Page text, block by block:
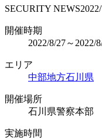
SECURITY NEWS
開催時期
2022/8/27～2022/
エリア
中部地方石川県
開催場所
石川県警察本部
実施時間